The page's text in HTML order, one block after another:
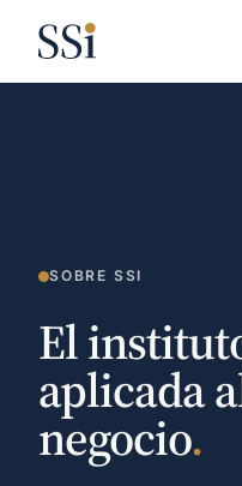
SOBRE SSI
El
aplicada
negocio.